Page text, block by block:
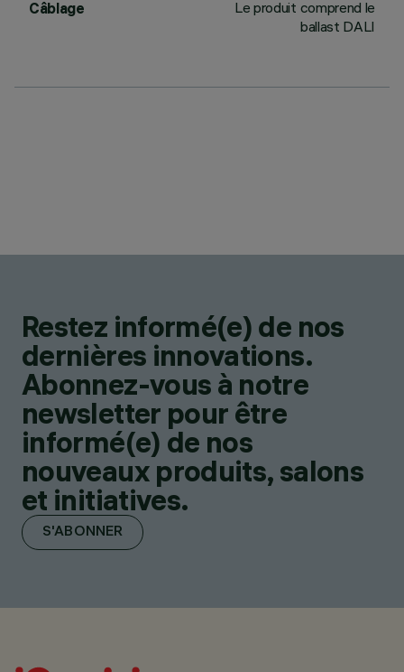
Câblage
Le produit comprend le
ballast DALI
Restez informé(e) de nos
dernières innovations.
Abonnez-vous à notre
newsletter pour être
informé(e) de nos
nouveaux produits, salons
et initiatives.
S'ABONNER